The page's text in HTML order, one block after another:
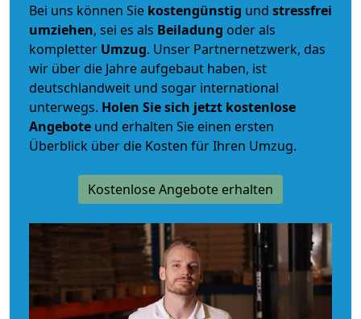
Bei uns können Sie kostengünstig und stressfrei
umziehen, sei es als Beiladung oder als
kompletter Umzug. Unser Partnernetzwerk, das
wir über die Jahre aufgebaut haben, ist
deutschlandweit und sogar international
unterwegs. Holen Sie sich jetzt kostenlose
Angebote und erhalten Sie einen ersten
Überblick über die Kosten für Ihren Umzug.
Kostenlose Angebote erhalten